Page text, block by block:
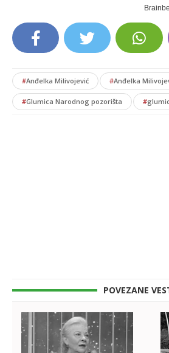
#Anđelka Milivojević #Anđelka
#Glumica Narodnog pozorišta #
POVEZANE